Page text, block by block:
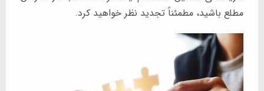
مطلع باشید، مطمئناً تجدید نظر خواهید کرد.